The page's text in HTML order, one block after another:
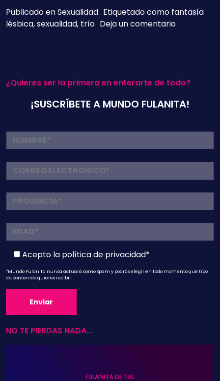
Publicado enSexualidad Etiquetado como fantasía
lésbica,sexualidad, trío Deja un comentarioen Trío
¿Quieres ser la primera en enterarte de todo?
¡SUSCRÍBETE A MUNDO FULANITA!
Acepto la política de privacidad*
*Mundo Fulanita nunca actuará como Spam y podrás elegir en todo momento que tipo
de contenido quieres recibir.
NO TE PIERDAS NADA...
FULANITA DE TAL